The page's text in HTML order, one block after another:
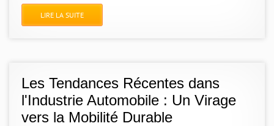
LIRE LA SUITE
Les Tendances Récentes dans
l'Industrie Automobile : Un Virage
vers la Mobilité Durable